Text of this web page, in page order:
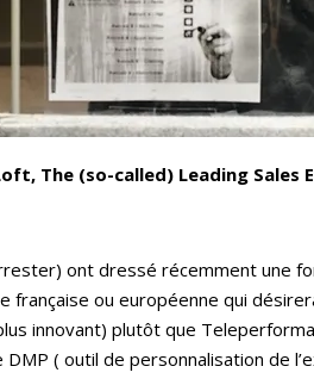
The (so-called) Leading Sales
ont dressé récemment une
ou européenne qui
innovant) plutôt que
( outil de personnalisation de